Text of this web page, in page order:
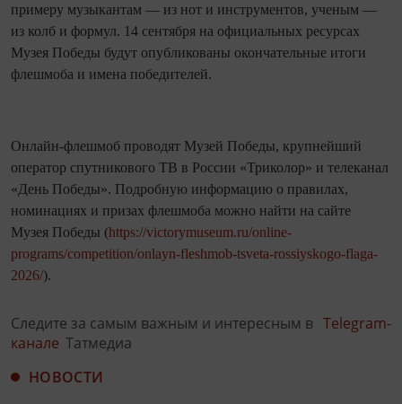
примеру музыкантам — из нот и инструментов, ученым —
из колб и формул. 14 сентября на официальных ресурсах
Музея Победы будут опубликованы окончательные итоги
флешмоба и имена победителей.
Онлайн-флешмоб проводят Музей Победы, крупнейший
оператор спутникового ТВ в России «Триколор» и телеканал
«День Победы». Подробную информацию о правилах,
номинациях и призах флешмоба можно найти на сайте
Музея Победы (https://victorymuseum.ru/online-
programs/competition/onlayn-fleshmob-tsveta-rossiyskogo-flaga-
2026/).
Следите за самым важным и интересным в Telegram-
канале Татмедиа
НОВОСТИ